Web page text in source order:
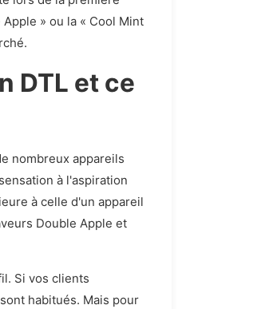
» ou la « Cool Mint
DTL et ce
nombreux appareils
à l'aspiration
à celle d'un appareil
Double Apple et
Si vos clients
habitués. Mais pour